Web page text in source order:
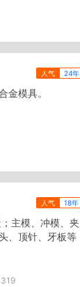
人气 24年
金模具。
人气 18年
主模、冲模、夹
、顶针、牙板等